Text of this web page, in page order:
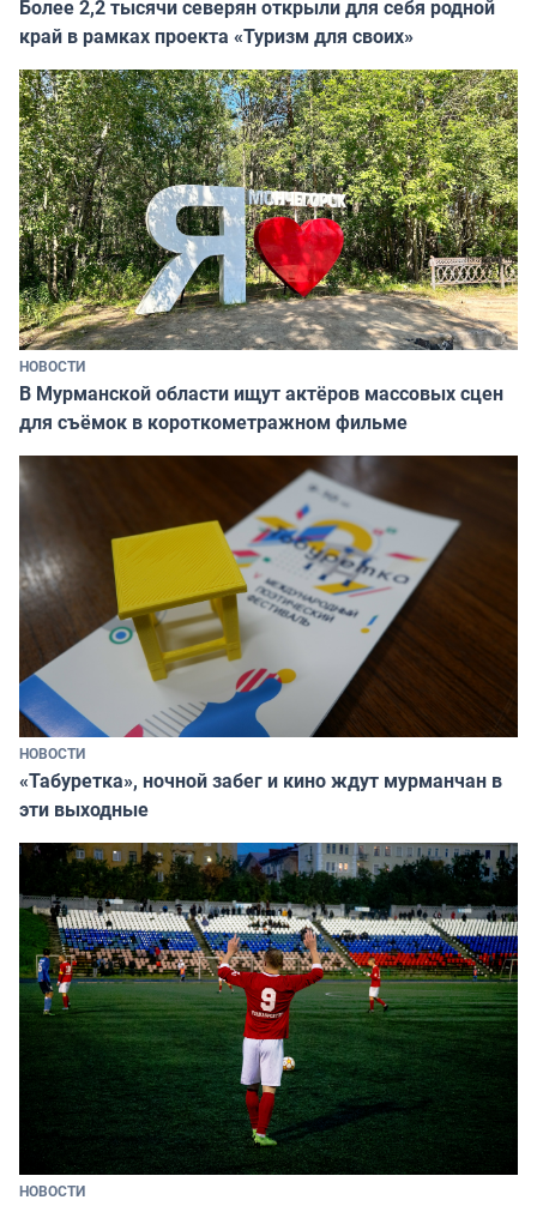
Более 2,2 тысячи северян открыли для себя родной
край в рамках проекта «Туризм для своих»
НОВОСТИ
В Мурманской области ищут актёров массовых сцен
для съёмок в короткометражном фильме
НОВОСТИ
«Табуретка», ночной забег и кино ждут мурманчан в
эти выходные
НОВОСТИ